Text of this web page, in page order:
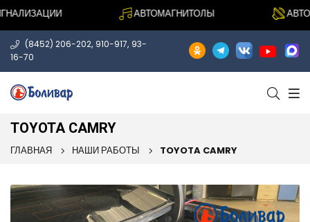
АВТОМАГНИТОЛЫ
(8452) 206-202, 910-917, 93-
16-70
TOYOTA CAMRY
ГЛАВНАЯ НАШИ РАБОТЫ TOYOTA CAMRY